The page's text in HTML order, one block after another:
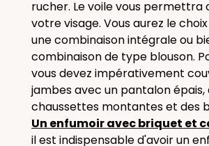
rucher. Le voile vous permettra
votre visage. Vous aurez le
une combinaison intégrale ou
combinaison de type blouson.
vous devez impérativement
jambes avec un pantalon épais,
chaussettes montantes et des
Un enfumoir avec briquet et
il est indispensable d'avoir un